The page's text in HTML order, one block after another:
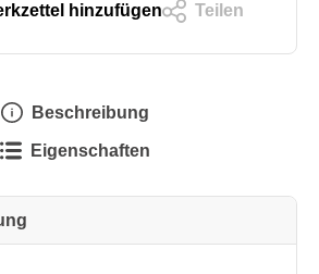
hinzufügen Teilen
Beschreibung
Eigenschaften